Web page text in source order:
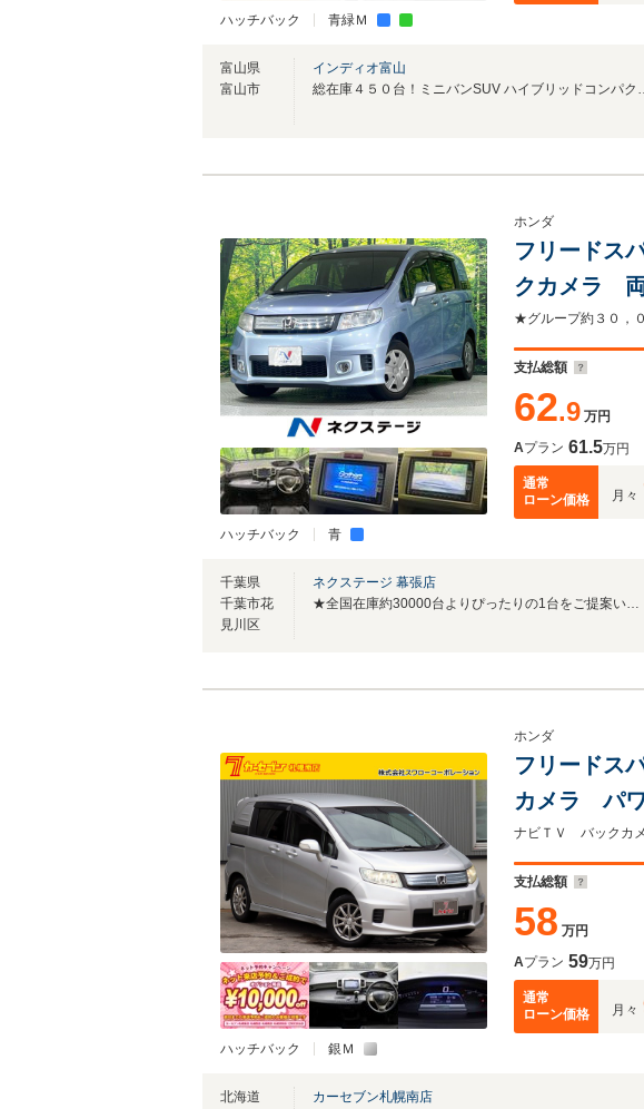
ハッチバック 青緑Ｍ
富山県
富山市
インディオ富山
総在庫４５０台！ミニバン
ハッチバック 青
ホンダ
フリードス
クカメラ
ライト フ
支払総額
62.9 万円
Aプラン 61.5万円
通常
ローン価格
月々
千葉県
千葉市花
見川区
ネクステージ 幕張店
★全国在庫約30000台よりぴったりの1台をご提案いたします！★
ハッチバック 銀Ｍ
ホンダ
フリードス
カメラ パ
ETC
ル オート
支払総額
58 万円
Aプラン 59万円
通常
ローン価格
月々
北海道
カーセブン札幌南店